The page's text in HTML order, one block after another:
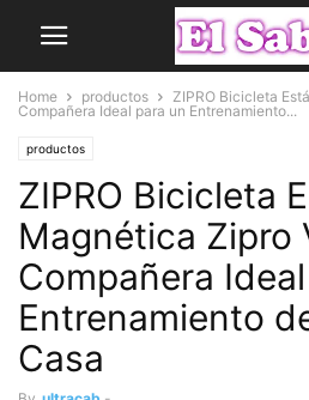
Home productos
ZIPRO Bicicleta
Compañera Ideal para un Entrenamiento...
productos
ZIPRO Bicicleta
Magnética Zipro
Compañera
Entrenamiento
Casa